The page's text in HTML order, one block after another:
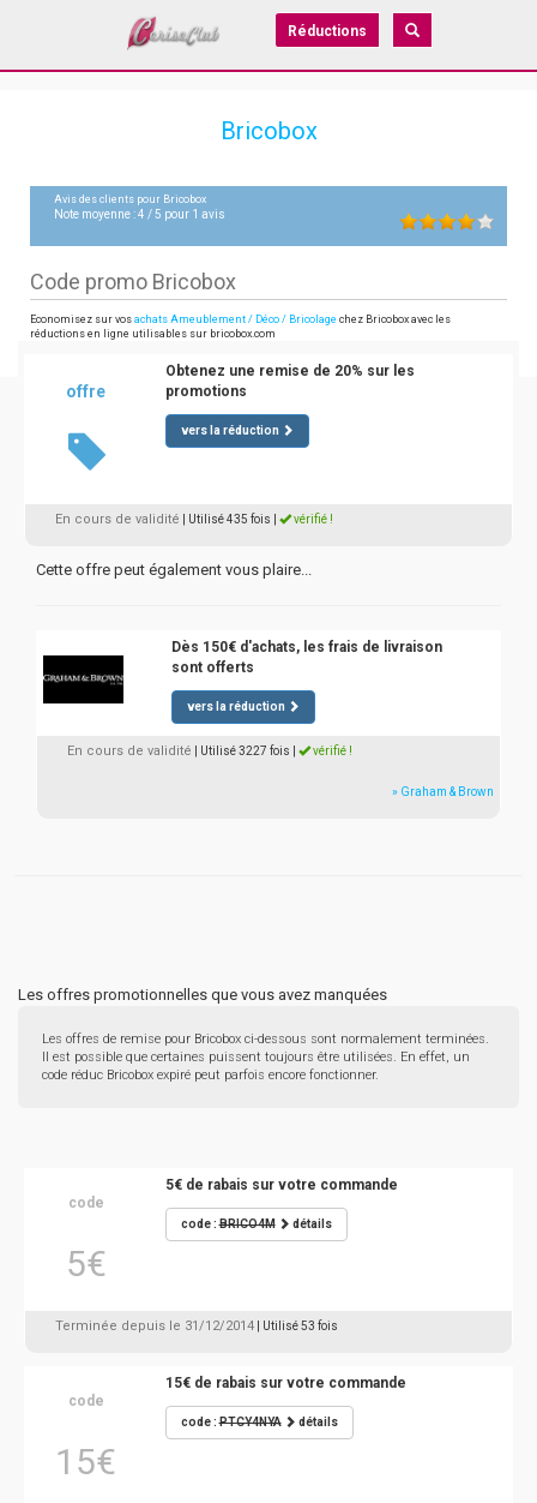
Réductions
Bricobox
Avis des clients pour Bricobox
Note moyenne :4 /5 pour 1 avis
Code promo Bricobox
Economisez sur vos achats Ameublement / Déco / Bricolage chez Bricobox avec les
réductions en ligne utilisables sur bricobox.com
offre
Obtenez une remise de 20% sur les
promotions
vers la réduction
En cours de validité | Utilisé 435 fois vérifié !
Cette offre peut également vous plaire...
Dès 150€ d'achats, les frais de livraison
sont offerts
vers la réduction
En cours de validité | Utilisé 3227 fois vérifié !
» Graham & Brown
Les offres promotionnelles que vous avez manquées
Les offres de remise pour Bricobox ci-dessous sont normalement terminées.
Il est possible que certaines puissent toujours être utilisées. En effet, un
code réduc Bricobox expiré peut parfois encore fonctionner.
code
5€
5€ de rabais sur votre commande
code :BRICO4M détails
Terminée depuis le 31/12/2014 | Utilisé 53 fois
code
15€
15€ de rabais sur votre commande
code :PTCY4NYA détails